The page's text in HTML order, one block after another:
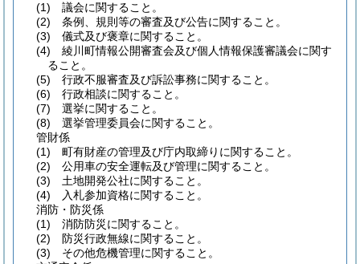
(1) 議会に関すること。
(2) 条例、規則等の審査及び公告に関すること。
(3) 儀式及び褒章に関すること。
(4) 綾川町情報公開審査会及び個人情報保護審議会に関す
ること。
(5) 行政不服審査及び訴訟事務に関すること。
(6) 行政相談に関すること。
(7) 選挙に関すること。
(8) 選挙管理委員会に関すること。
管財係
(1) 町有財産の管理及び庁内取締りに関すること。
(2) 公用車の安全運転及び管理に関すること。
(3) 土地開発公社に関すること。
(4) 入札参加資格に関すること。
消防・防災係
(1) 消防防災に関すること。
(2) 防災行政無線に関すること。
(3) その他危機管理に関すること。